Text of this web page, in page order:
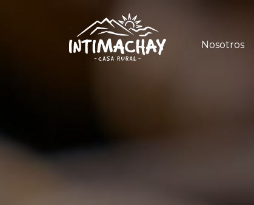
Nosotros